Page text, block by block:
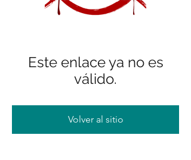
Este enlace ya no es
válido.
Volver al sitio